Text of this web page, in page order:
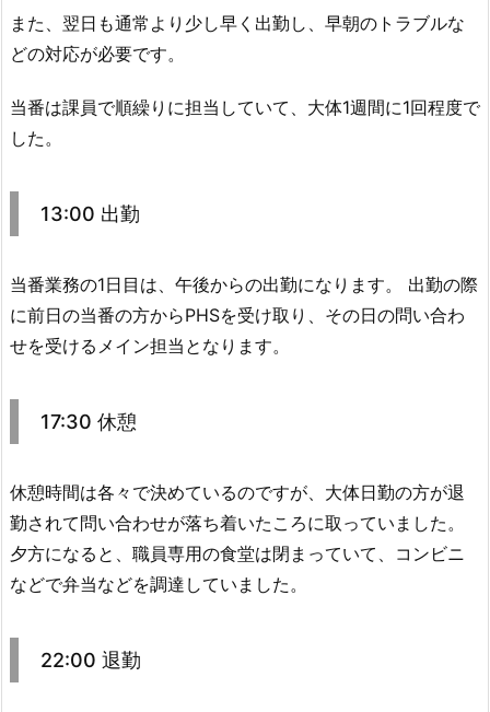
また、翌日も通常より少し早く出勤し、早朝のトラブルな
どの対応が必要です。
当番は課員で順繰りに担当していて、大体1週間に1回程度で
した。
13:00 出勤
当番業務の1日目は、午後からの出勤になります。 出勤の際
に前日の当番の方からPHSを受け取り、その日の問い合わ
せを受けるメイン担当となります。
17:30 休憩
休憩時間は各々で決めているのですが、大体日勤の方が退
勤されて問い合わせが落ち着いたころに取っていました。
夕方になると、職員専用の食堂は閉まっていて、コンビニ
などで弁当などを調達していました。
22:00 退勤